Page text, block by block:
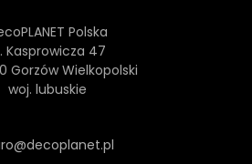
Polska
Kasprowicza 47
Gorzów Wielkopolski
woj. lubuskie